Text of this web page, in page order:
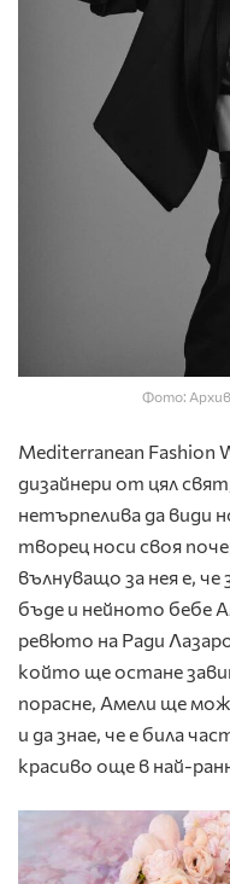
Фото:
Mediterranean Fashion
дизайнери от цял
нетърпелива да види
творец носи своя
вълнуващо за нея е,
бъде и нейното бебе
ревюто на Ради
който ще остане
порасне, Амели ще
и да знае, че е била
красиво още в най-